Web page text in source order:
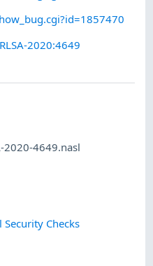
2020:4649
2020-4649.nasl
Security Checks